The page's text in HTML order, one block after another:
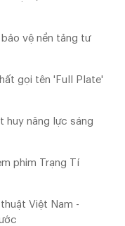
vệ nền tảng tư
gọi tên 'Full Plate'
huy năng lực sáng
phim Trạng Tí
thuật Việt Nam -